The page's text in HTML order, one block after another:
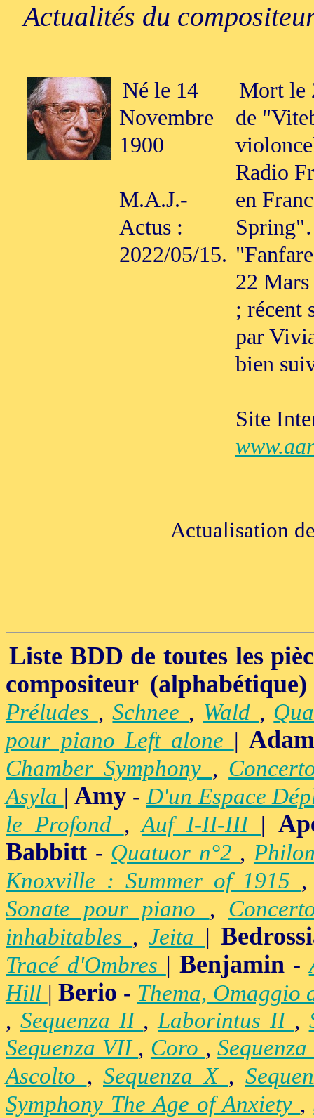
Actualités du
Né le 14
Novembre
1900
M.A.J.-
Actus :
2022/05/15.
Mort le
de
Radio
en
22
; récent
par
bien
Site
Actualisation
Liste BDD de toutes les
compositeur (alphabétique)
Préludes ,Schnee , Wald ,
pour piano Left alone |
Chamber Symphony ,
Asyla |Amy -D'un Espace
le Profond ,Auf I-II-III |
Babbitt - Quatuor n°2 ,
Knoxville : Summer of 1915
Sonate pour piano ,
inhabitables ,Jeita |
Tracé d'Ombres | Benjamin-
Hill |Berio - Thema, Omaggio
, Sequenza II ,Laborintus II ,
Sequenza VII , Coro ,
Ascolto , Sequenza X ,
Symphony The Age of Anxiety ,